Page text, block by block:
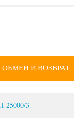
ОБМЕН И ВОЗВРАТ
25000/3